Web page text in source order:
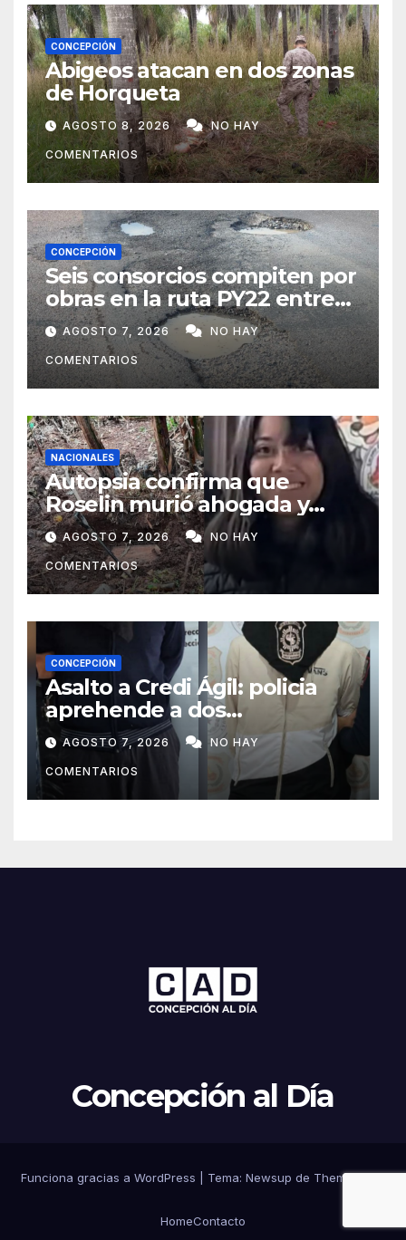
CONCEPCIÓN
Abigeos atacan en dos zonas
de Horqueta
AGOSTO 8, 2026 NO HAY
COMENTARIOS
CONCEPCIÓN
Seis consorcios compiten por
obras en la ruta PY22 entre
Concepción y Vallemí
AGOSTO 7, 2026 NO HAY
COMENTARIOS
NACIONALES
Autopsia confirma que
Roselin murió ahogada y
luego sufrió una violenta
mutilación
AGOSTO 7, 2026 NO HAY
COMENTARIOS
CONCEPCIÓN
Asalto a Credi Ágil: policia
aprehende a dos
sospechosos e incauta
evidencias en Concepción
AGOSTO 7, 2026 NO HAY
COMENTARIOS
Concepción al Día
Funciona gracias a WordPress Tema: Newsup de Themeansar
HomeContacto